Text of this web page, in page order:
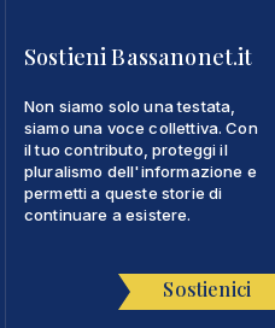
Sostieni Bassanonet.it
Non siamo solo una testata,
siamo una voce collettiva. Con
il tuo contributo, proteggi il
pluralismo dell'informazione e
permetti a queste storie di
continuare a esistere.
Sostienici